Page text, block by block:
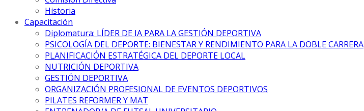
Historia
Capacitación
Diplomatura: LÍDER DE IA PARA LA GESTIÓN DEPORTIVA
PSICOLOGÍA DEL DEPORTE: BIENESTAR Y RENDIMIENTO PARA LA DOBLE CARRERA
PLANIFICACIÓN ESTRATÉGICA DEL DEPORTE LOCAL
NUTRICIÓN DEPORTIVA
GESTIÓN DEPORTIVA
ORGANIZACIÓN PROFESIONAL DE EVENTOS DEPORTIVOS
PILATES REFORMER Y MAT